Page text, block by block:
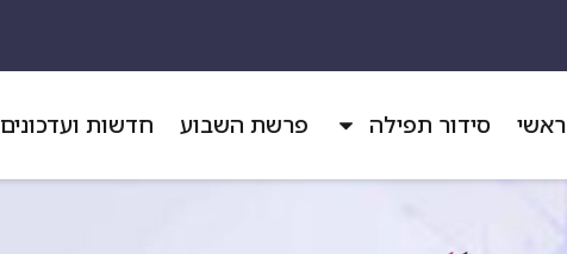
ראשי סידור תפילה פרשת השבוע חדשות ועדכונים